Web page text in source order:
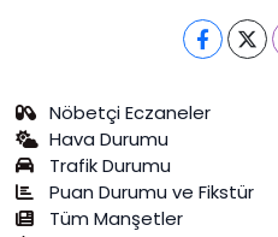
Nöbetçi Eczaneler
Hava Durumu
Trafik Durumu
Puan Durumu ve Fikstür
Tüm Manşetler